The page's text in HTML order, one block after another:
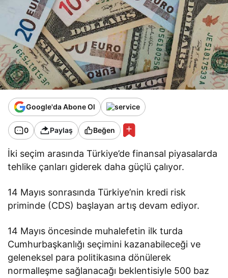
Google'da Abone Ol
0 Paylaş Beğen
İki seçim arasında Türkiye’de finansal piyasalarda
tehlike çanları giderek daha güçlü çalıyor.
14 Mayıs sonrasında Türkiye’nin kredi risk
priminde (CDS) başlayan artış devam ediyor.
14 Mayıs öncesinde muhalefetin ilk turda
Cumhurbaşkanlığı seçimini kazanabileceği ve
geleneksel para politikasına dönülerek
normalleşme sağlanacağı beklentisiyle 500 baz